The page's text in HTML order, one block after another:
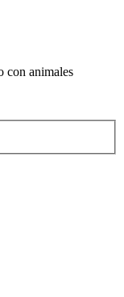
con animales